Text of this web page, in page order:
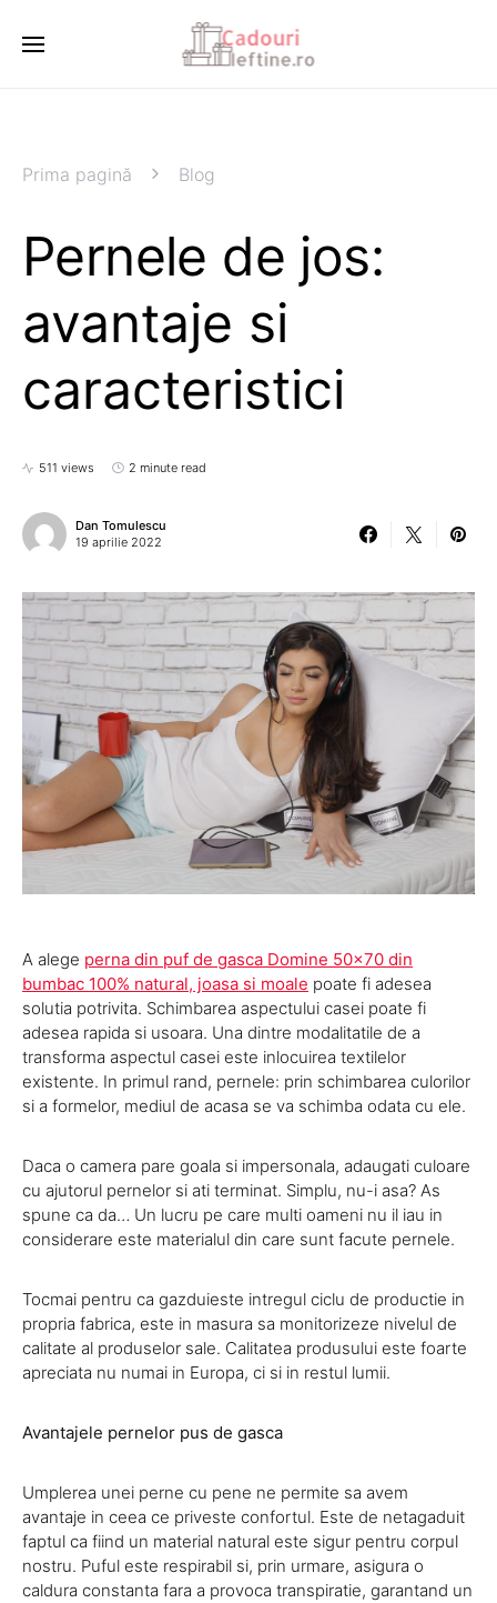
Prima pagină Blog
Pernele de jos:
avantaje si
caracteristici
511 views 2 minute read
Dan Tomulescu
19 aprilie 2022
A alege perna din puf de gasca Domine 50×70 din
bumbac 100% natural, joasa si moale poate fi adesea
solutia potrivita. Schimbarea aspectului casei poate fi
adesea rapida si usoara. Una dintre modalitatile de a
transforma aspectul casei este inlocuirea textilelor
existente. In primul rand, pernele: prin schimbarea culorilor
si a formelor, mediul de acasa se va schimba odata cu ele.
Daca o camera pare goala si impersonala, adaugati culoare
cu ajutorul pernelor si ati terminat. Simplu, nu-i asa? As
spune ca da… Un lucru pe care multi oameni nu il iau in
considerare este materialul din care sunt facute pernele.
Tocmai pentru ca gazduieste intregul ciclu de productie in
propria fabrica, este in masura sa monitorizeze nivelul de
calitate al produselor sale. Calitatea produsului este foarte
apreciata nu numai in Europa, ci si in restul lumii.
Avantajele pernelor pus de gasca
Umplerea unei perne cu pene ne permite sa avem
avantaje in ceea ce priveste confortul. Este de netagaduit
faptul ca fiind un material natural este sigur pentru corpul
nostru. Puful este respirabil si, prin urmare, asigura o
caldura constanta fara a provoca transpiratie, garantand un